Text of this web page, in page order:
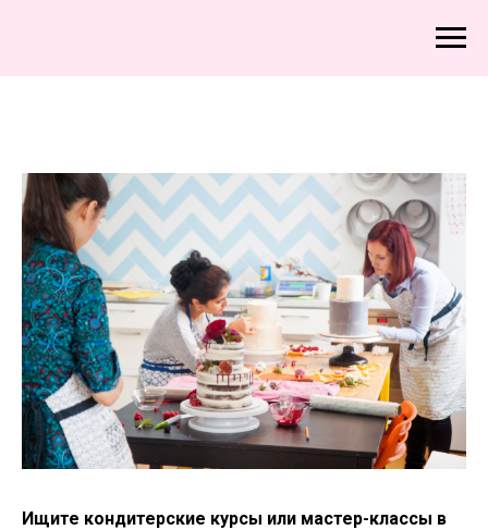
Ищите кондитерские курсы или мастер-классы в